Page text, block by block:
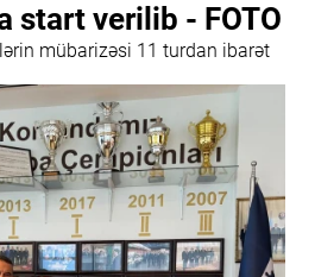
start verilib - FOTO
mübarizəsi 11 turdan ibarət